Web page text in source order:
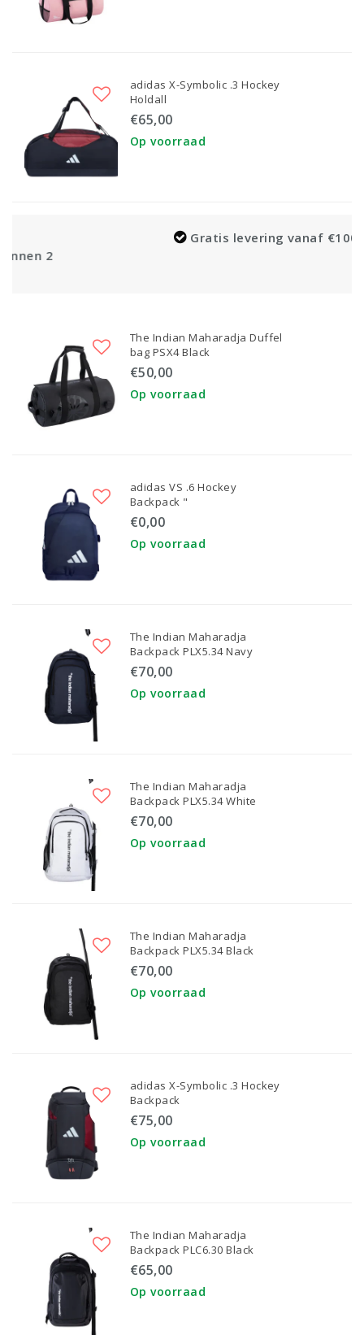
adidas X-Symbolic .3 Hockey
Holdall
€65,00
Op voorraad
Gratis levering vanaf €100,-
The Indian Maharadja Duffel
bag PSX4 Black
€50,00
Op voorraad
adidas VS .6 Hockey
Backpack "
€0,00
Op voorraad
The Indian Maharadja
Backpack PLX5.34 Navy
€70,00
Op voorraad
The Indian Maharadja
Backpack PLX5.34 White
€70,00
Op voorraad
The Indian Maharadja
Backpack PLX5.34 Black
€70,00
Op voorraad
adidas X-Symbolic .3 Hockey
Backpack
€75,00
Op voorraad
The Indian Maharadja
Backpack PLC6.30 Black
€65,00
Op voorraad